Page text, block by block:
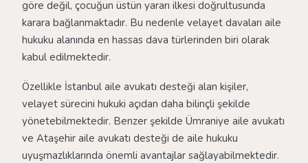
göre değil, çocuğun üstün yararı ilkesi doğrultusunda
karara bağlanmaktadır. Bu nedenle velayet davaları aile
hukuku alanında en hassas dava türlerinden biri olarak
kabul edilmektedir.
Özellikle İstanbul aile avukatı desteği alan kişiler,
velayet sürecini hukuki açıdan daha bilinçli şekilde
yönetebilmektedir. Benzer şekilde Ümraniye aile avukatı
ve Ataşehir aile avukatı desteği de aile hukuku
uyuşmazlıklarında önemli avantajlar sağlayabilmektedir.